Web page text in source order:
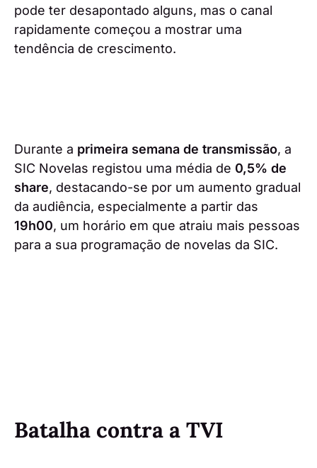
pode ter desapontado alguns, mas o canal
rapidamente começou a mostrar uma
tendência de crescimento.
Durante a primeira semana de transmissão, a
SIC Novelas registou uma média de 0,5% de
share, destacando-se por um aumento gradual
da audiência, especialmente a partir das
19h00, um horário em que atraiu mais pessoas
para a sua programação de novelas da SIC.
Batalha contra a TVI